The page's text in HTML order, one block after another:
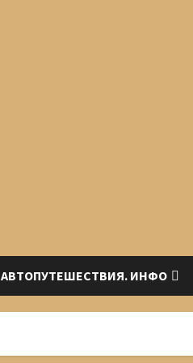
АВТОПУТЕШЕСТВИЯ. ИНФО